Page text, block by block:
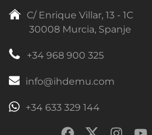
C/ Enrique Villar, 13 - 1C
30008 Murcia, Spanje
+34 968 900 325
info@ihdemu.com
+34 633 329 144